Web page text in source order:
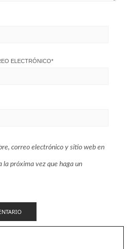
ELECTRÓNICO*
correo electrónico y sitio web en
la próxima vez que haga un